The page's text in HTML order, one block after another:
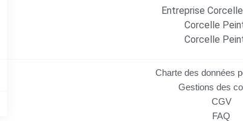
Entreprise
Corcelle
Corcelle
Charte des données
Gestions des
CGV
FAQ